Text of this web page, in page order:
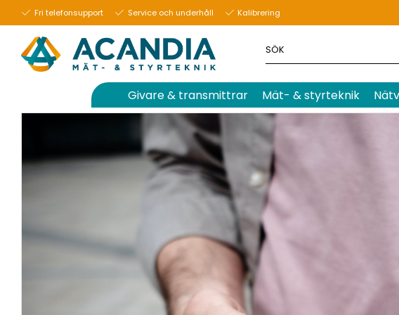
Fri telefonsupport Service och underhåll Kalibrering
Givare & transmittrar Mät- & styrteknik